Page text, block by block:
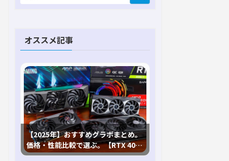
オススメ記事
【2025年】おすすめグラボまとめ。
価格・性能比較で選ぶ。【RTX 40,
RX 7000各種に対応】